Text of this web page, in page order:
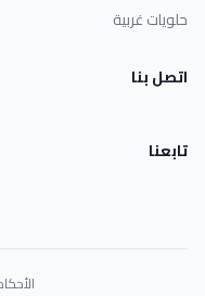
حلويات غربية
اتصل بنا
تابعنا